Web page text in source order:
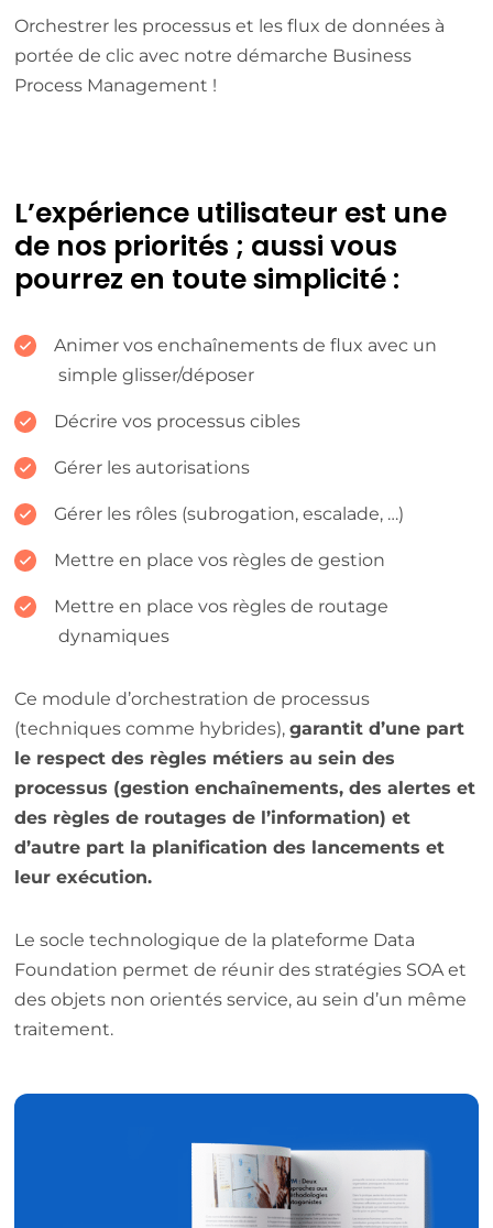
Orchestrer les processus et les flux de données à
portée de clic avec notre démarche Business
Process Management !
L’expérience utilisateur est une
de nos priorités ; aussi vous
pourrez en toute simplicité :
Animer vos enchaînements de flux avec un
simple glisser/déposer
Décrire vos processus cibles
Gérer les autorisations
Gérer les rôles (subrogation, escalade, …)
Mettre en place vos règles de gestion
Mettre en place vos règles de routage
dynamiques
Ce module d’orchestration de processus
(techniques comme hybrides),garantit d’une part
le respect des règles métiers au sein des
processus (gestion enchaînements, des alertes et
des règles de routages de l’information) et
d’autre part la planification des lancements et
leur exécution.
Le socle technologique de la plateforme Data
Foundation permet de réunir des stratégies SOA et
des objets non orientés service, au sein d’un même
traitement.